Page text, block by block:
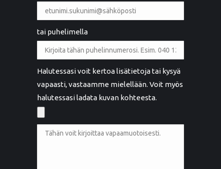
tai puhelimella
Halutessasi voit kertoa lisätietoja tai kysyä
vapaasti, vastaamme mielellään. Voit myös
halutessasi ladata kuvan kohteesta.